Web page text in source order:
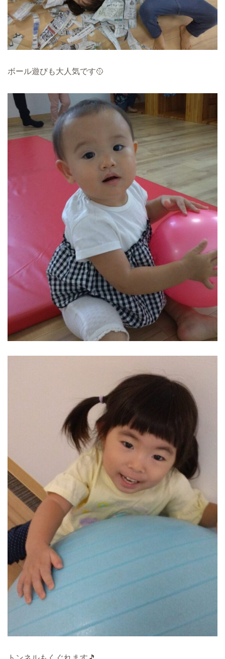
ボール遊びも大人気です🥎